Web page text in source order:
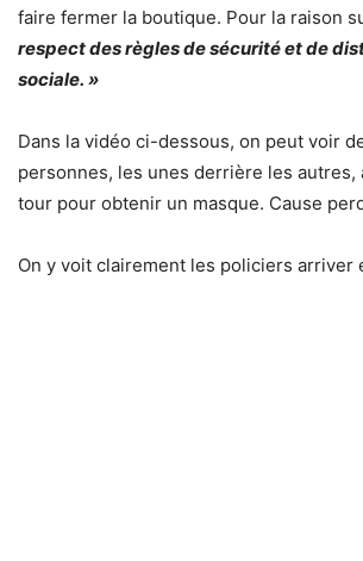
faire fermer la boutique. Pour la raison
respect des règles de sécurité et de
sociale. »
Dans la vidéo ci-dessous, on peut voir
personnes, les unes derrière les autres,
tour pour obtenir un masque. Cause
On y voit clairement les policiers arriver